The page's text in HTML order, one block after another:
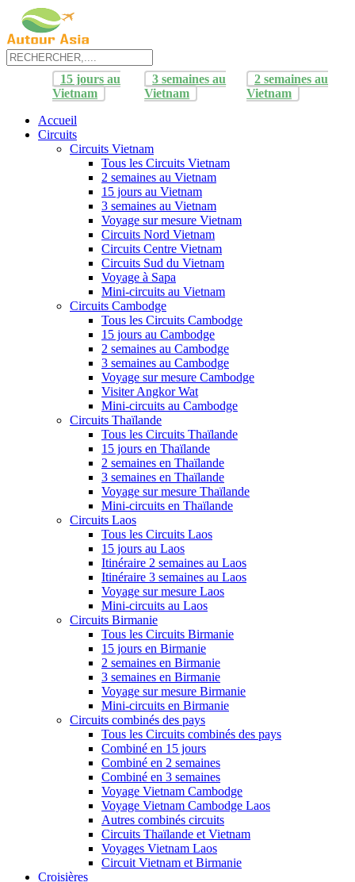
15 jours au
Vietnam
3 semaines au
Vietnam
2 semaines au
Vietnam
Accueil
Circuits
Circuits Vietnam
Tous les Circuits Vietnam
2 semaines au Vietnam
15 jours au Vietnam
3 semaines au Vietnam
Voyage sur mesure Vietnam
Circuits Nord Vietnam
Circuits Centre Vietnam
Circuits Sud du Vietnam
Voyage à Sapa
Mini-circuits au Vietnam
Circuits Cambodge
Tous les Circuits Cambodge
15 jours au Cambodge
2 semaines au Cambodge
3 semaines au Cambodge
Voyage sur mesure Cambodge
Visiter Angkor Wat
Mini-circuits au Cambodge
Circuits Thaïlande
Tous les Circuits Thaïlande
15 jours en Thaïlande
2 semaines en Thaïlande
3 semaines en Thaïlande
Voyage sur mesure Thaïlande
Mini-circuits en Thaïlande
Circuits Laos
Tous les Circuits Laos
15 jours au Laos
Itinéraire 2 semaines au Laos
Itinéraire 3 semaines au Laos
Voyage sur mesure Laos
Mini-circuits au Laos
Circuits Birmanie
Tous les Circuits Birmanie
15 jours en Birmanie
2 semaines en Birmanie
3 semaines en Birmanie
Voyage sur mesure Birmanie
Mini-circuits en Birmanie
Circuits combinés des pays
Tous les Circuits combinés des pays
Combiné en 15 jours
Combiné en 2 semaines
Combiné en 3 semaines
Voyage Vietnam Cambodge
Voyage Vietnam Cambodge Laos
Autres combinés circuits
Circuits Thaïlande et Vietnam
Voyages Vietnam Laos
Circuit Vietnam et Birmanie
Croisières